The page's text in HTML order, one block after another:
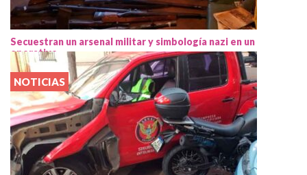
Secuestran un arsenal militar y simbología nazi en un
operativo
NOTICIAS